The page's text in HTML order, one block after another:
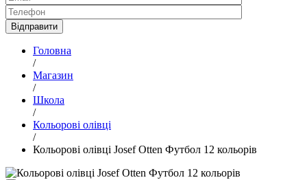
Головна
/
Магазин
/
Школа
/
Кольорові олівці
/
Кольорові олівці Josef Otten Футбол 12 кольорів